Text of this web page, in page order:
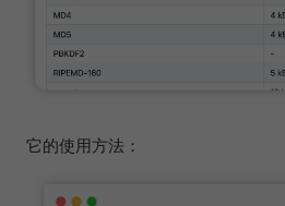
它的使用方法：